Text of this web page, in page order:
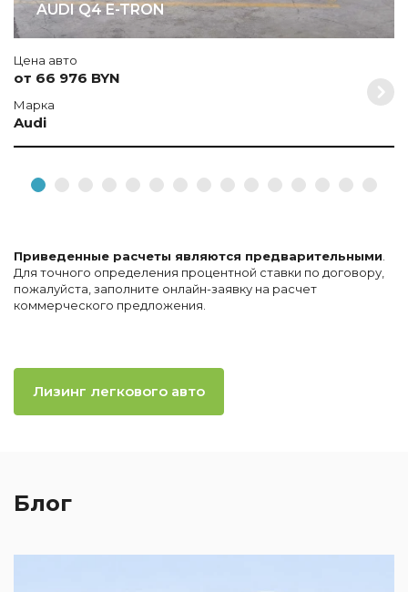
AUDI Q4 E-TRON
Цена авто
от 66 976 BYN
Марка
Audi
Приведенные расчеты являются предварительными.
Для точного определения процентной ставки по договору,
пожалуйста, заполните онлайн-заявку на расчет
коммерческого предложения.
Лизинг легкового авто
Блог